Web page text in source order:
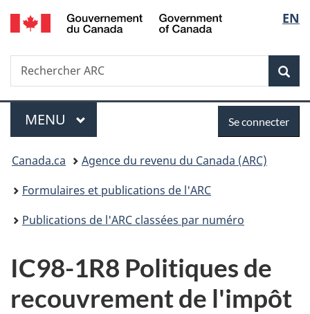
Passer
au
Passer
à
du
Passer
à
simplifiée
de
la
EN
Recherche
Rechercher
ARC
Menu
MENU PRINCIPAL
connecter
Se connecter
Vous
êtes
ici :
Canada.ca
Agence du revenu du Canada (ARC)
Formulaires et publications de l'ARC
Publications de l'ARC classées par numéro
IC98-1R8 Politiques de
recouvrement de l'impôt